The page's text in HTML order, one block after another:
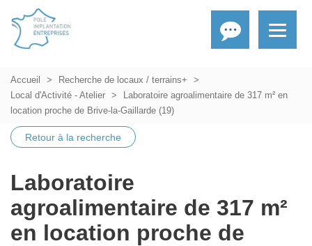
Accueil
Recherche de locaux / terrains+
Local d'Activité - Atelier
Laboratoire agroalimentaire de 317 m² en
location proche de Brive-la-Gaillarde (19)
Retour à la recherche
Laboratoire
agroalimentaire de 317 m²
en location proche de